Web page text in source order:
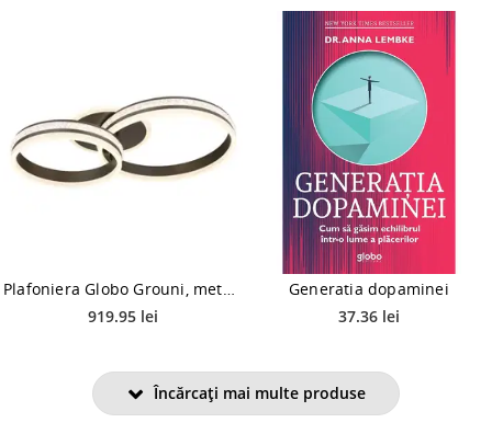
Plafoniera Globo Grouni, metal/aluminiu, LED 50 W, gri, 640 x 400 x 150 mm
919.95 lei
Generatia dopaminei
37.36 lei
Încărcați mai multe produse